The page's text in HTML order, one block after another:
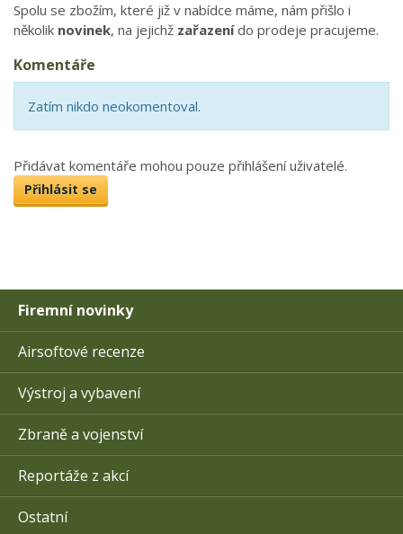
Spolu se zbožím, které již v nabídce máme, nám přišlo i
několik novinek, na jejichž zařazenído prodeje pracujeme.
Komentáře
Zatím nikdo neokomentoval.
Přidávat komentáře mohou pouze přihlášení uživatelé.
Přihlásit se
Firemní novinky
Airsoftové recenze
Výstroj a vybavení
Zbraně a vojenství
Reportáže z akcí
Ostatní